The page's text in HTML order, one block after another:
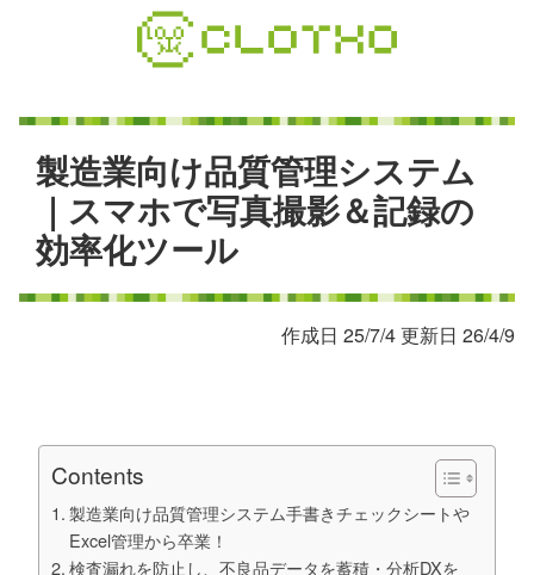
製造業向け品質管理システム
｜ スマホで写真撮影＆記録の
効率化ツール
作成日 25/7/4 更新日 26/4/9
Contents
製造業向け品質管理システム手書きチェックシートや
Excel管理から卒業！
検査漏れを防止し、不良品データを蓄積・分析DXを